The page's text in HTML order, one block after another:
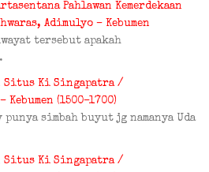
Pahlawan Kemerdekaan
Adimulyo – Kebumen
tersebut apakah
Situs Ki Singapatra /
Kebumen (1500–1700)
punya simbah buyut jg namanya Uda
Situs Ki Singapatra /